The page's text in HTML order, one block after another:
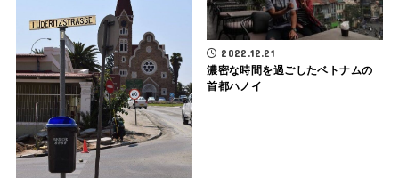
2022.12.21
濃密な時間を過ごしたベトナムの
首都ハノイ